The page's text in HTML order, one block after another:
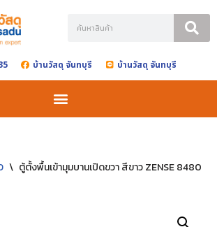
บ้านวัสดุ จันทบุรี บ้านวัสดุ จันทบุรี
\ ตู้ตั้งพื้นเข้ามุมบานเปิดขวา สีขาว ZENSE 8480